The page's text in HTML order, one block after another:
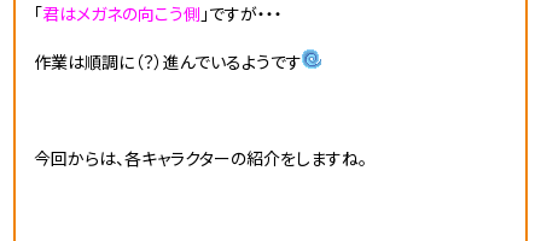
「君はメガネの向こう側 」ですが・・・
作業は順調に（？）進んでいるようです
今回からは、各キャラクターの紹介をしますね。